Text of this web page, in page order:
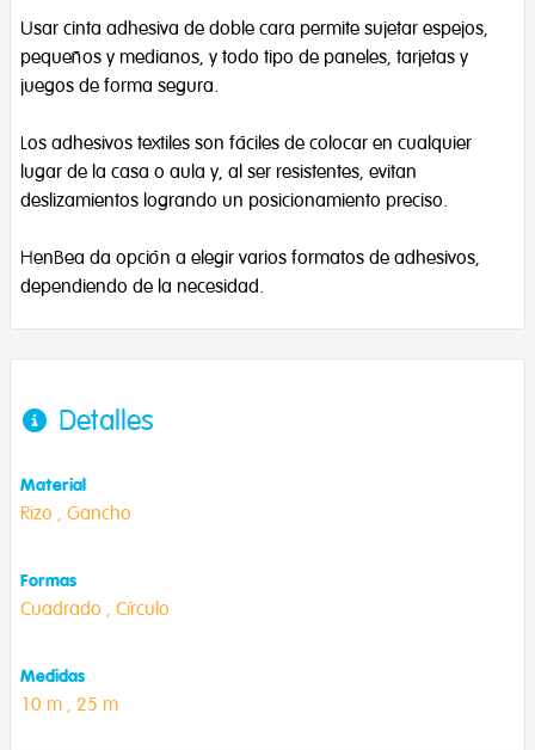
Usar cinta adhesiva de doble cara permite sujetar espejos,
pequeños y medianos, y todo tipo de paneles, tarjetas y
juegos de forma segura.
Los adhesivos textiles son fáciles de colocar en cualquier
lugar de la casa o aula y, al ser resistentes, evitan
deslizamientos logrando un posicionamiento preciso.
HenBea da opción a elegir varios formatos de adhesivos,
dependiendo de la necesidad.
Detalles
Material
Rizo , Gancho
Formas
Cuadrado , Círculo
Medidas
10 m , 25 m